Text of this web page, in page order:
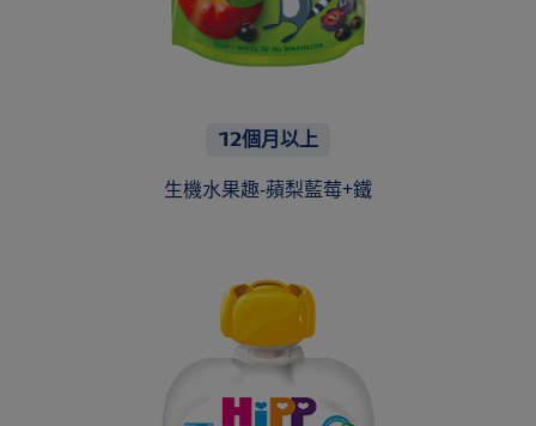
12個月以上
生機水果趣-蘋梨藍莓+鐵